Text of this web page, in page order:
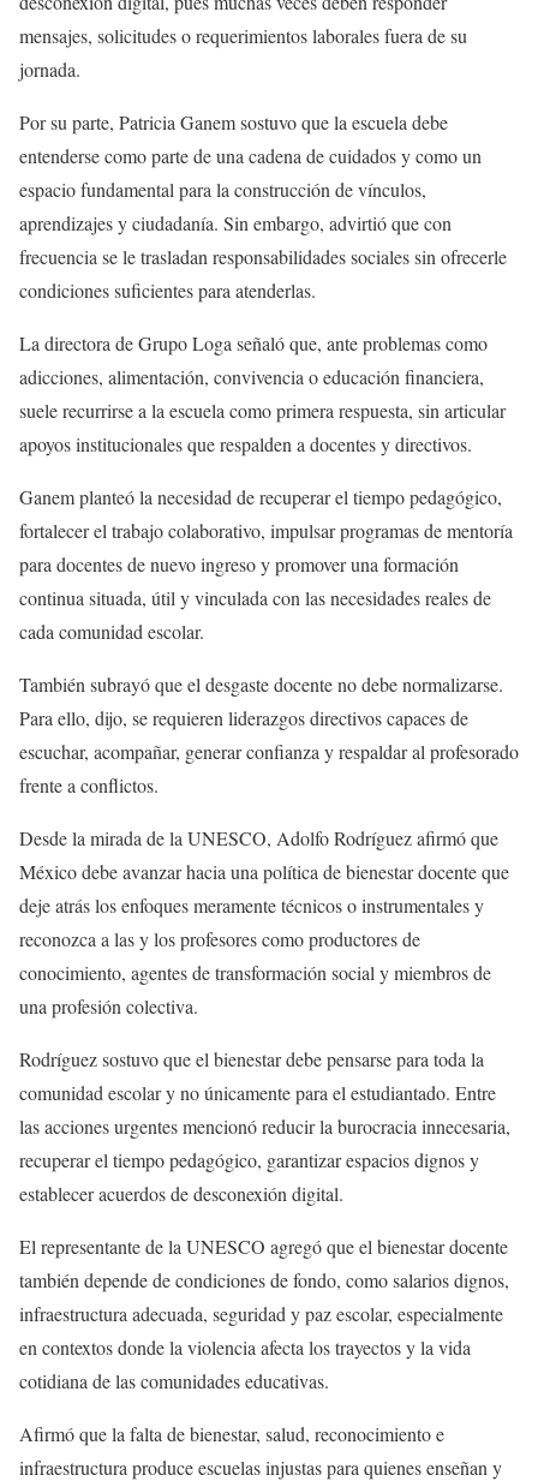
mensajes, solicitudes o requerimientos laborales fuera de su
jornada.
Por su parte, Patricia Ganem sostuvo que la escuela debe
entenderse como parte de una cadena de cuidados y como un
espacio fundamental para la construcción de vínculos,
aprendizajes y ciudadanía. Sin embargo, advirtió que con
frecuencia se le trasladan responsabilidades sociales sin ofrecerle
condiciones suficientes para atenderlas.
La directora de Grupo Loga señaló que, ante problemas como
adicciones, alimentación, convivencia o educación financiera,
suele recurrirse a la escuela como primera respuesta, sin articular
apoyos institucionales que respalden a docentes y directivos.
Ganem planteó la necesidad de recuperar el tiempo pedagógico,
fortalecer el trabajo colaborativo, impulsar programas de mentoría
para docentes de nuevo ingreso y promover una formación
continua situada, útil y vinculada con las necesidades reales de
cada comunidad escolar.
También subrayó que el desgaste docente no debe normalizarse.
Para ello, dijo, se requieren liderazgos directivos capaces de
escuchar, acompañar, generar confianza y respaldar al profesorado
frente a conflictos.
Desde la mirada de la UNESCO, Adolfo Rodríguez afirmó que
México debe avanzar hacia una política de bienestar docente que
deje atrás los enfoques meramente técnicos o instrumentales y
reconozca a las y los profesores como productores de
conocimiento, agentes de transformación social y miembros de
una profesión colectiva.
Rodríguez sostuvo que el bienestar debe pensarse para toda la
comunidad escolar y no únicamente para el estudiantado. Entre
las acciones urgentes mencionó reducir la burocracia innecesaria,
recuperar el tiempo pedagógico, garantizar espacios dignos y
establecer acuerdos de desconexión digital.
El representante de la UNESCO agregó que el bienestar docente
también depende de condiciones de fondo, como salarios dignos,
infraestructura adecuada, seguridad y paz escolar, especialmente
en contextos donde la violencia afecta los trayectos y la vida
cotidiana de las comunidades educativas.
Afirmó que la falta de bienestar, salud, reconocimiento e
infraestructura produce escuelas injustas para quienes enseñan y